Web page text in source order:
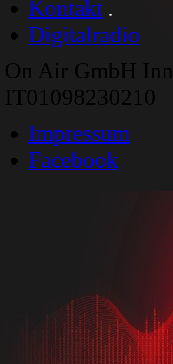
Kontakt
Digitalradio
On Air GmbH
IT01098230210
Impressum
Facebook